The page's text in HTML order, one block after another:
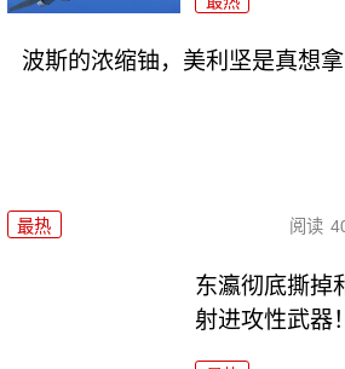
波斯的浓缩铀，美利坚是真想拿
最热 阅读
东瀛彻底撕掉
射进攻性武器！